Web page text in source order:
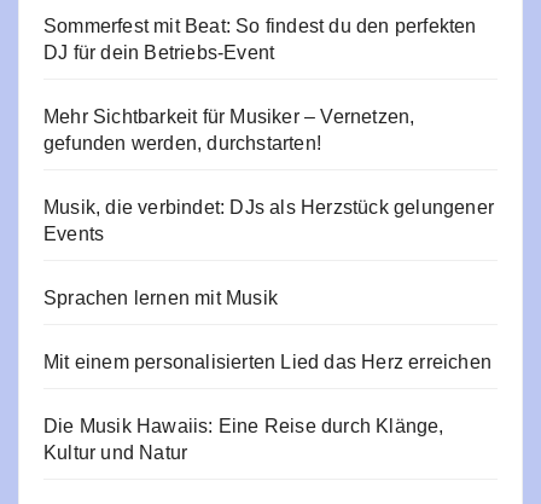
Sommerfest mit Beat: So findest du den perfekten
DJ für dein Betriebs-Event
Mehr Sichtbarkeit für Musiker – Vernetzen,
gefunden werden, durchstarten!
Musik, die verbindet: DJs als Herzstück gelungener
Events
Sprachen lernen mit Musik
Mit einem personalisierten Lied das Herz erreichen
Die Musik Hawaiis: Eine Reise durch Klänge,
Kultur und Natur